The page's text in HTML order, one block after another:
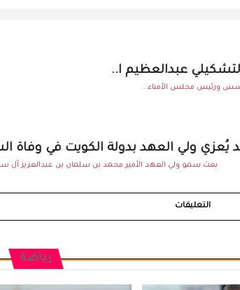
التشكيلي عبدالعظيم ا..
ورئيس مجلس الأمناء...
يُعزي ولي العهد بدولة الكويت في وفاة
بعث سمو ولي العهد الأمير محمد بن سلمان بن عبدالعزيز آل
التعليقات
رياضة